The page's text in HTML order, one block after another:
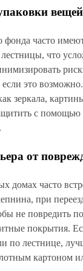
вещей
фонда часто
что
если это
зеркала,
с
от
домах часто
при
не повредить
покрытия.
по лестнице,
картоном